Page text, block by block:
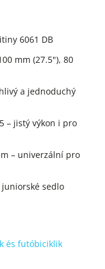
6061 DB
mm (27.5"), 80
a jednoduchý
– jistý výkon i pro
– univerzální pro
sedlo
és futóbiciklik